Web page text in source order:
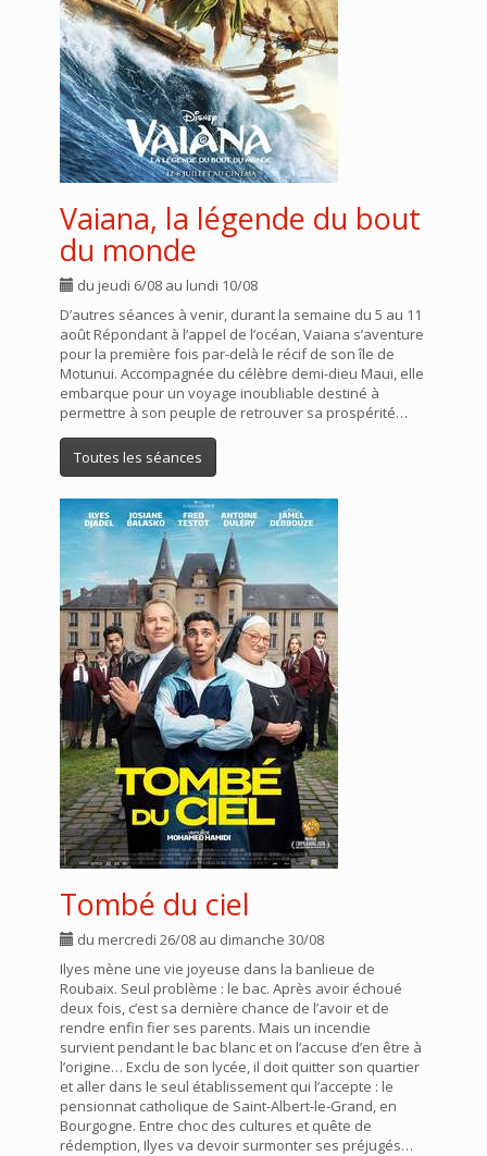
Vaiana, la légende du bout
du monde
du jeudi 6/08 au lundi 10/08
D’autres séances à venir, durant la semaine du 5 au 11
août Répondant à l’appel de l’océan, Vaiana s’aventure
pour la première fois par-delà le récif de son île de
Motunui. Accompagnée du célèbre demi-dieu Maui, elle
embarque pour un voyage inoubliable destiné à
permettre à son peuple de retrouver sa prospérité…
Toutes les séances
Tombé du ciel
du mercredi 26/08 au dimanche 30/08
Ilyes mène une vie joyeuse dans la banlieue de
Roubaix. Seul problème : le bac. Après avoir échoué
deux fois, c’est sa dernière chance de l’avoir et de
rendre enfin fier ses parents. Mais un incendie
survient pendant le bac blanc et on l’accuse d’en être à
l’origine… Exclu de son lycée, il doit quitter son quartier
et aller dans le seul établissement qui l’accepte : le
pensionnat catholique de Saint-Albert-le-Grand, en
Bourgogne. Entre choc des cultures et quête de
rédemption, Ilyes va devoir surmonter ses préjugés…